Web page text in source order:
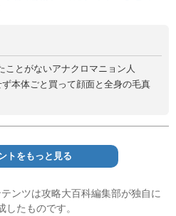
とがないアナクロマニョン人
本体ごと買って顔面と全身の毛真
トをもっと見る
ンツは攻略大百科編集部が独自に
したものです。